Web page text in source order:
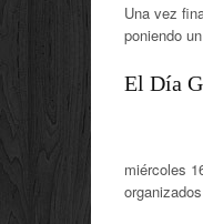
Una vez
poniendo
El Día
miércoles